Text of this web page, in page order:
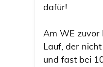
dafür!
Am WE zuvor
Lauf, der
und fast bei